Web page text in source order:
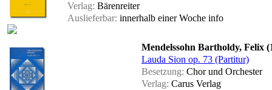
Verlag: Bärenreiter
Auslieferbar: innerhalb einer Woche info
Mendelssohn Bartholdy, Felix
Lauda Sion op. 73 (Partitur)
Besetzung: Chor und Orchester
Verlag: Carus Verlag